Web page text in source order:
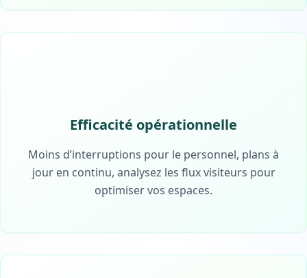
Efficacité opérationnelle
Moins d’interruptions pour le personnel, plans à
jour en continu, analysez les flux visiteurs pour
optimiser vos espaces.